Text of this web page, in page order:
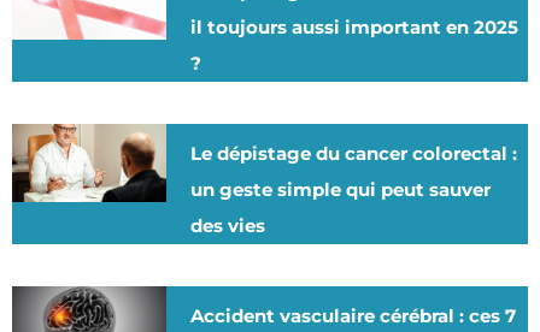
il toujours aussi important en 2025
?
Le dépistage du cancer colorectal :
un geste simple qui peut sauver
des vies
Accident vasculaire cérébral : ces 7